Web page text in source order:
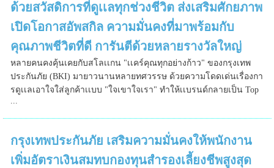
ด้วยสวัสดิการที่ดูเเลทุกช่วงชีวิต ส่งเสริมศักยภาพ
เปิดโอกาสอัพสกิล ความมั่นคงที่มาพร้อมกับ
คุณภาพชีวิตที่ดี การันตีด้วยหลายรางวัลใหญ่
หลายคนคงคุ้นเคยกับสโลเเกน "เเคร์คุณทุกอย่างก้าว" ของกรุงเทพ
ประกันภัย (BKI) มายาวนานหลายทศวรรษ ด้วยความโดดเด่นเรื่องกา
รดูเเลเอาใจใส่ลูกค้าเเบบ "ใจเขาใจเรา" ทำให้เเบรนด์กลายเป็น Top
...
กรุงเทพประกันภัย เสริมความมั่นคงให้พนักงาน
เพิ่มอัตราเงินสมทบกองทุนสำรองเลี้ยงชีพสูงสุด